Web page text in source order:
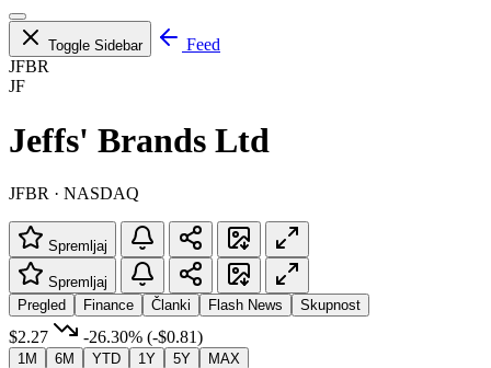
Toggle Sidebar
Feed
JFBR
JF
Jeffs' Brands Ltd
JFBR · NASDAQ
Spremljaj
Spremljaj
Pregled
Finance Članki Flash News Skupnost
$2.27 -26.30% (-$0.81)
1M 6M YTD 1Y 5Y MAX